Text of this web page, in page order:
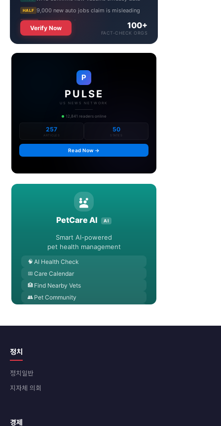
정치
정치일반
지자체 의회
경제